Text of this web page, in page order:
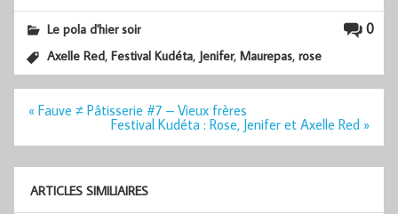
0
Le pola d'hier soir
Axelle Red,Festival Kudéta, Jenifer,Maurepas,rose
Navigation
« Fauve ≠ Pâtisserie #7 – Vieux frères
Festival Kudéta : Rose, Jenifer et Axelle Red »
ARTICLES SIMILIAIRES